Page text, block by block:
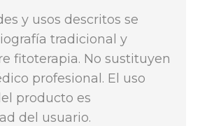
y usos descritos se
tradicional y
fitoterapia. No sustituyen
profesional. El uso
producto es
del usuario.